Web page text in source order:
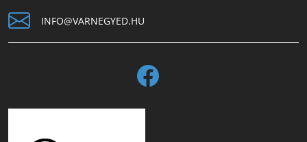
INFO@VARNEGYED.HU